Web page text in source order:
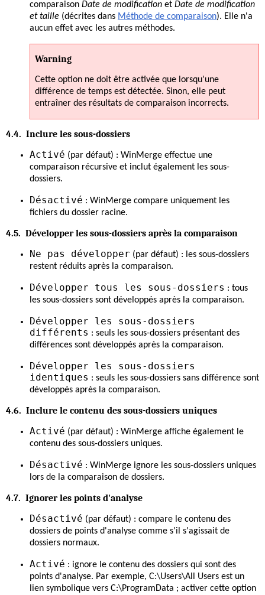
comparaison Date de modification et Date de modification
et taille (décrites dans Méthode de comparaison). Elle n'a
aucun effet avec les autres méthodes.
Warning
Cette option ne doit être activée que lorsqu'une
différence de temps est détectée. Sinon, elle peut
entraîner des résultats de comparaison incorrects.
4.4. Inclure les sous-dossiers
Activé (par défaut) : WinMerge effectue une
comparaison récursive et inclut également les sous-
dossiers.
Désactivé : WinMerge compare uniquement les
fichiers du dossier racine.
4.5. Développer les sous-dossiers après la comparaison
Ne pas développer (par défaut) : les sous-dossiers
restent réduits après la comparaison.
Développer tous les sous-dossiers : tous
les sous-dossiers sont développés après la comparaison.
Développer les sous-dossiers
différents : seuls les sous-dossiers présentant des
différences sont développés après la comparaison.
Développer les sous-dossiers
identiques : seuls les sous-dossiers sans différence sont
développés après la comparaison.
4.6. Inclure le contenu des sous-dossiers uniques
Activé (par défaut) : WinMerge affiche également le
contenu des sous-dossiers uniques.
Désactivé : WinMerge ignore les sous-dossiers uniques
lors de la comparaison de dossiers.
4.7. Ignorer les points d'analyse
Désactivé (par défaut) : compare le contenu des
dossiers de points d'analyse comme s'il s'agissait de
dossiers normaux.
Activé : ignore le contenu des dossiers qui sont des
points d'analyse. Par exemple, C:\Users\All Users est un
lien symbolique vers C:\ProgramData ; activer cette option